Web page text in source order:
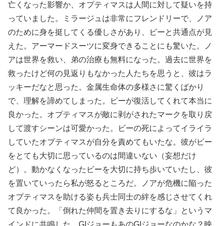
亡くなった影響か、オプティマスは人間に対して疑いを持
っていました。ミラージュは非常にフレンドリーで、ノア
のために身を挺してくる優しさがあり、ビーと共通点が見
えた。アーマードスーツに変身できることにも驚いた。ノ
アは世界を救い、弟の治療も無料になった。過去に世界を
救ったけど何の見返りもなかった人たちを思うと、彼はラ
ッキーだなと思った。金属生命体の多様さに驚くばかり
で、理解を諦めてしまった。ビーが復活してくれて本当に
良かった。オプティマスが敵に剥がされたマークを取り戻
して渡すシーンは可愛かった。ビーの死によってイライラ
していたオプティマスが自分を責めてもいたな。彼がビー
をとても大切に思っているのは間違いない（妄想だけ
ど）。動かなくなったビーを大切に持ち歩いていたし、彼
を置いていったら私が怒るところだ。ノアが危機に陥った
オプティマスを助ける姿も兵士同士の絆を感じさせてくれ
て良かった。「倒れた仲間を置き去りにするな」というマ
インドに共鳴した。GIジョーもあのGIジョーなのかな？映